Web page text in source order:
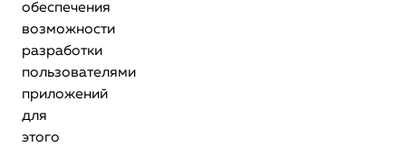
обеспечения
возможности
разработки
пользователями
приложений
для
этого